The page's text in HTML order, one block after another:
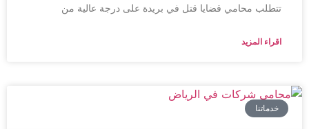
تتطلب محامي قضايا قتل في بريدة على درجة عالية من
اقراء المزيد
خدماتنا